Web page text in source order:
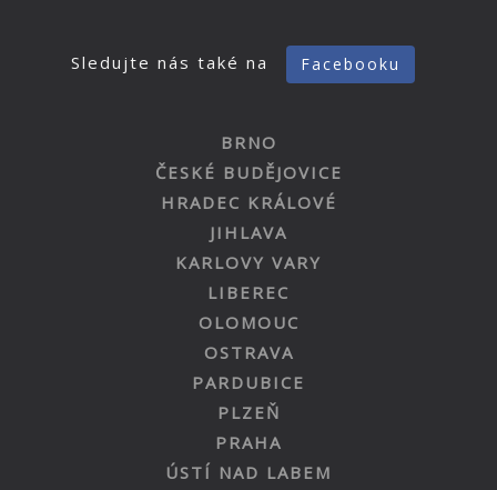
Sledujte nás také na Facebooku
BRNO
ČESKÉ BUDĚJOVICE
HRADEC KRÁLOVÉ
JIHLAVA
KARLOVY VARY
LIBEREC
OLOMOUC
OSTRAVA
PARDUBICE
PLZEŇ
PRAHA
ÚSTÍ NAD LABEM